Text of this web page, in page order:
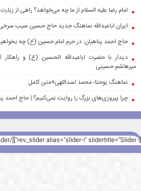
امام رضا علیه السلام از ما چه می‌خواهد؟ راهی از
ایران اباعبدالله نماهنگ جدید حاج حسین سیب
حاج احمد پناهیان: در حرم امام حسین (ع) چه
دیدار با حضرت اباعبدالله الحسین (ع) و
میرهاشم حسینی
نماهنگ یوحنا؛ محمد اسداللهی+متن کامل
چرا پیروزی‌های بزرگ را روایت نمی‌کنیم؟ | حاج احمد
[rev_slider alias="slider-1" slidertitle="Slider 1"][/rev_slider]